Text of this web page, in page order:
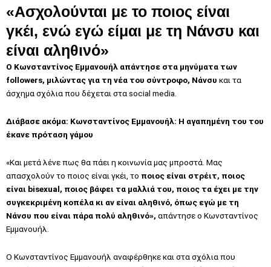
«Ασχολούνται με το ποιος είναι
γκέι, ενώ εγώ είμαι με τη Νάνσυ και
είναι αληθινό»
Ο Κωνσταντίνος Εμμανουήλ απάντησε στα μηνύματα των
followers, μιλώντας για τη νέα του σύντροφο, Νάνσυ και τα
άσχημα σχόλια που δέχεται στα social media.
Διάβασε ακόμα: Κωνσταντίνος Εμμανουήλ: Η αγαπημένη του του
έκανε πρόταση γάμου
«Και μετά λένε πως θα πάει η κοινωνία μας μπροστά. Μας
απασχολούν το ποιος είναι γκέι, το ποιος είναι στρέιτ, ποιος
είναι bisexual, ποιος βάφει τα μαλλιά του, ποιος τα έχει με την
συγκεκριμένη κοπέλα κι αν είναι αληθινό, όπως εγώ με τη
Νάνσυ που είναι πάρα πολύ αληθινό», απάντησε ο Κωνσταντίνος
Εμμανουήλ.
Ο Κωνσταντίνος Εμμανουήλ αναφέρθηκε και στα σχόλια που